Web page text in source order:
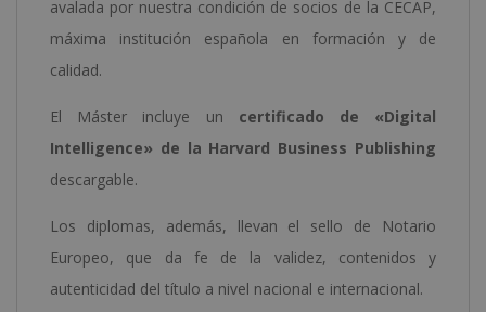
avalada por nuestra condición de socios de la CECAP,
máxima institución española en formación y de
calidad.
El Máster incluye un certificado de «Digital
Intelligence» de la Harvard Business Publishing
descargable.
Los diplomas, además, llevan el sello de Notario
Europeo, que da fe de la validez, contenidos y
autenticidad del título a nivel nacional e internacional.